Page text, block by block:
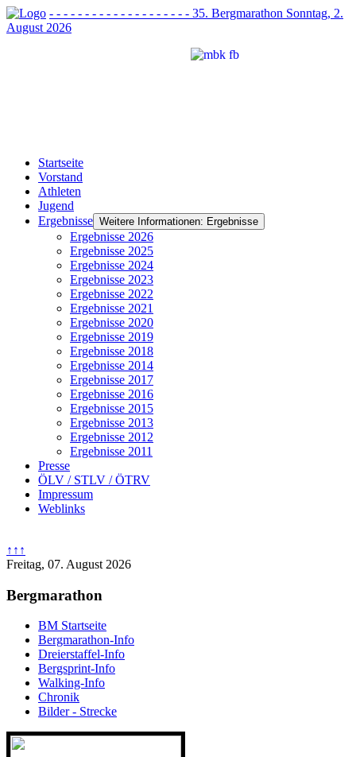
- - - - - - - - - - - - - - - - - - - - 35. Bergmarathon Sonntag, 2.
August 2026
Startseite
Vorstand
Athleten
Jugend
Ergebnisse Weitere Informationen: Ergebnisse
Ergebnisse 2026
Ergebnisse 2025
Ergebnisse 2024
Ergebnisse 2023
Ergebnisse 2022
Ergebnisse 2021
Ergebnisse 2020
Ergebnisse 2019
Ergebnisse 2018
Ergebnisse 2014
Ergebnisse 2017
Ergebnisse 2016
Ergebnisse 2015
Ergebnisse 2013
Ergebnisse 2012
Ergebnisse 2011
Presse
ÖLV / STLV / ÖTRV
Impressum
Weblinks
↑↑↑
Freitag, 07. August 2026
Bergmarathon
BM Startseite
Bergmarathon-Info
Dreierstaffel-Info
Bergsprint-Info
Walking-Info
Chronik
Bilder - Strecke